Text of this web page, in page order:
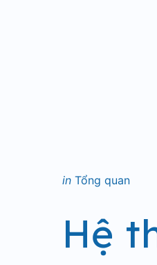
Categories
Posted
in Tổng quan
Hệ